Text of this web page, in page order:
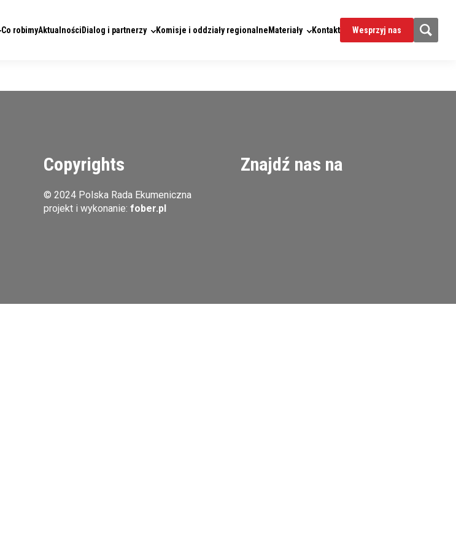
Co robimyAktualnościDialog i partnerzy Komisje i oddziały regionalneMateriały Kontakt Wesprzyj nas
Copyrights
© 2024 Polska Rada Ekumeniczna
projekt i wykonanie: fober.pl
Znajdź nas na